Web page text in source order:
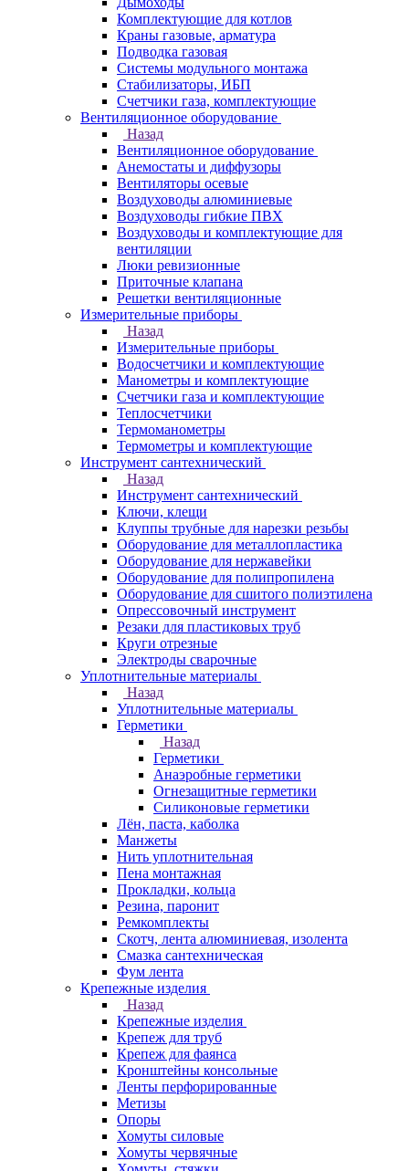
Комплектующие для котлов
Краны газовые, арматура
Подводка газовая
Системы модульного монтажа
Стабилизаторы, ИБП
Счетчики газа, комплектующие
Вентиляционное оборудование
Назад
Вентиляционное оборудование
Анемостаты и диффузоры
Вентиляторы осевые
Воздуховоды алюминиевые
Воздуховоды гибкие ПВХ
Воздуховоды и комплектующие для
вентиляции
Люки ревизионные
Приточные клапана
Решетки вентиляционные
Измерительные приборы
Назад
Измерительные приборы
Водосчетчики и комплектующие
Манометры и комплектующие
Счетчики газа и комплектующие
Теплосчетчики
Термоманометры
Термометры и комплектующие
Инструмент сантехнический
Назад
Инструмент сантехнический
Ключи, клещи
Клуппы трубные для нарезки резьбы
Оборудование для металлопластика
Оборудование для нержавейки
Оборудование для полипропилена
Оборудование для сшитого полиэтилена
Опрессовочный инструмент
Резаки для пластиковых труб
Круги отрезные
Электроды сварочные
Уплотнительные материалы
Назад
Уплотнительные материалы
Герметики
Назад
Герметики
Анаэробные герметики
Огнезащитные герметики
Силиконовые герметики
Лён, паста, каболка
Манжеты
Нить уплотнительная
Пена монтажная
Прокладки, кольца
Резина, паронит
Ремкомплекты
Скотч, лента алюминиевая, изолента
Смазка сантехническая
Фум лента
Крепежные изделия
Назад
Крепежные изделия
Крепеж для труб
Крепеж для фаянса
Кронштейны консольные
Ленты перфорированные
Метизы
Опоры
Хомуты силовые
Хомуты червячные